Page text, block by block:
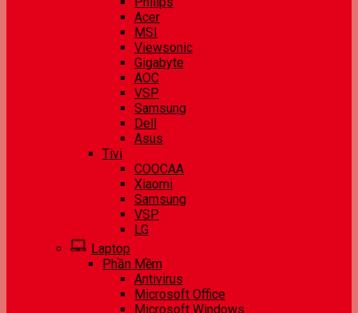
Acer
MSI
Viewsonic
Gigabyte
AOC
VSP
Samsung
Dell
Asus
Tivi
COOCAA
Xiaomi
Samsung
VSP
LG
Laptop
Phần Mềm
Antivirus
Microsoft Office
Microsoft Windows